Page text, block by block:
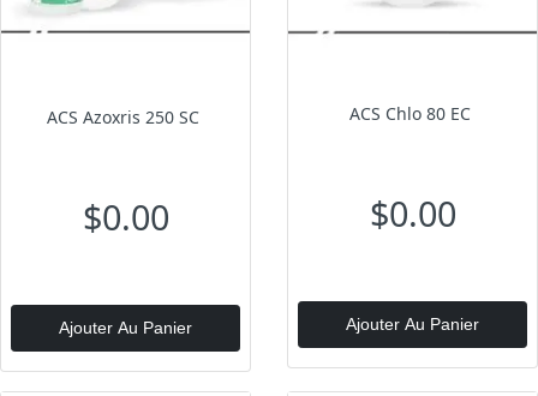
ACS Azoxris 250 SC
$0.00
Ajouter Au Panier
ACS Chlo 80 EC
$0.00
Ajouter Au Panier